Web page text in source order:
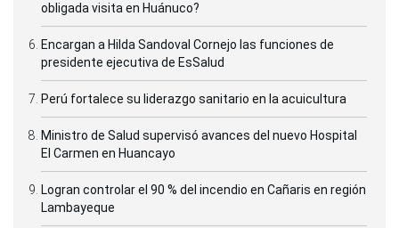
obligada visita en Huánuco?
Encargan a Hilda Sandoval Cornejo las funciones de
presidente ejecutiva de EsSalud
Perú fortalece su liderazgo sanitario en la acuicultura
Ministro de Salud supervisó avances del nuevo Hospital
El Carmen en Huancayo
Logran controlar el 90 % del incendio en Cañaris en región
Lambayeque